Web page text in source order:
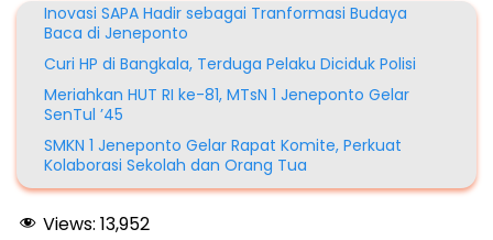
Inovasi SAPA Hadir sebagai Tranformasi Budaya
Baca di Jeneponto
Curi HP di Bangkala, Terduga Pelaku Diciduk Polisi
Meriahkan HUT RI ke-81, MTsN 1 Jeneponto Gelar
SenTul ’45
SMKN 1 Jeneponto Gelar Rapat Komite, Perkuat
Kolaborasi Sekolah dan Orang Tua
Views: 13,952